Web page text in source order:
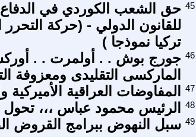
حق الشعب الكوردي في
للقانون الدولي - (حركة التحرر
تركيا نموذجا )
45
جورج بوش . . أولمرت . .
الماركسى التقليدى ومعزوفة
46
المفاوضات العراقية الأميركية
47
الرئيس محمود عباس ،،، تحول 180 درجة !
48
سبل النهوض ببرامج القروض 49